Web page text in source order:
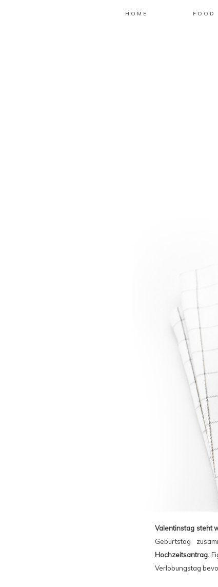
HOME FOOD
Valentinstag steht
Geburtstag
Hochzeitsantrag.
Verlobungstag